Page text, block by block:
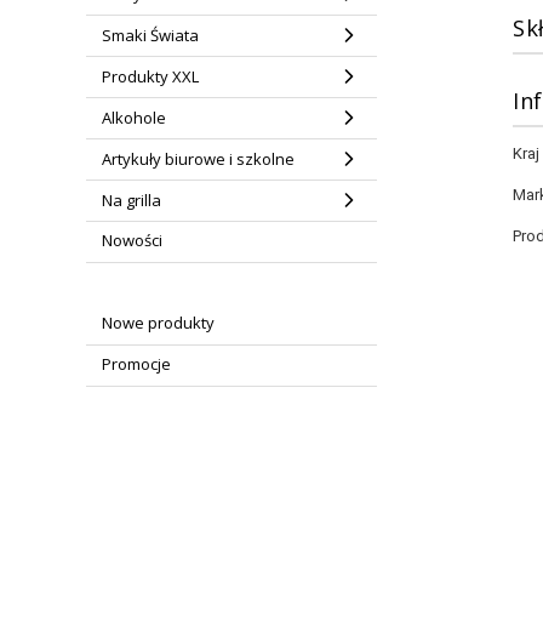
Smaki Świata
Produkty XXL
Alkohole
Artykuły biurowe i szkolne
Na grilla
Nowości
Nowe produkty
Promocje